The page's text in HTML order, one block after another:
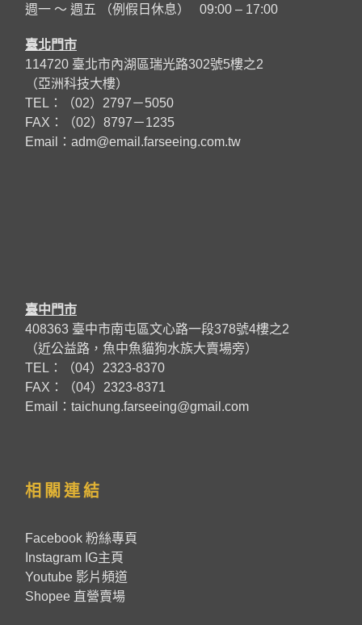
週一 ～ 週五 （例假日休息） 09:00 – 17:00
臺北門市
114720 臺北市內湖區瑞光路302號5樓之2
（亞洲科技大樓）
TEL：（02）2797－5050
FAX：（02）8797－1235
Email： adm@email.farseeing.com.tw
臺中門市
408363 臺中市南屯區文心路一段378號4樓之2
（近公益路，魚中魚貓狗水族大賣場旁）
TEL：（04）2323-8370
FAX：（04）2323-8371
Email：taichung.farseeing@gmail.com
相關連結
Facebook 粉絲專頁
Instagram IG主頁
Youtube 影片頻道
Shopee 直營賣場